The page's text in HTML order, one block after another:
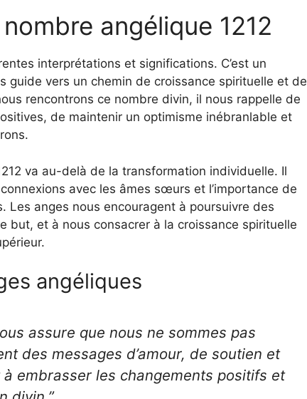
angélique 1212
interprétations et significations. C’est un
guide vers un chemin de croissance spirituelle et de
rencontrons ce nombre divin, il nous rappelle de
de maintenir un optimisme inébranlable et
va au-delà de la transformation individuelle. Il
avec les âmes sœurs et l’importance de
Les anges nous encouragent à poursuivre des
but, et à nous consacrer à la croissance spirituelle
angéliques
assure que nous ne sommes pas
des messages d’amour, de soutien et
embrasser les changements positifs et